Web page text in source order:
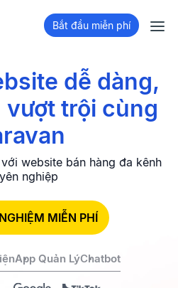
Bắt đầu miễn phí
dễ dàng,
vượt trội cùng
website bán hàng đa kênh
nghiệp
MIỄN PHÍ
App Quản LýChatbot